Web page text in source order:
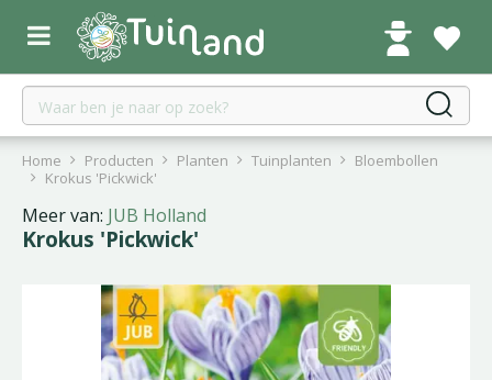
r
Home Producten Planten Tuinplanten
Bloembollen
Krokus 'Pickwick'
Meer van: JUB Holland
Krokus 'Pickwick'